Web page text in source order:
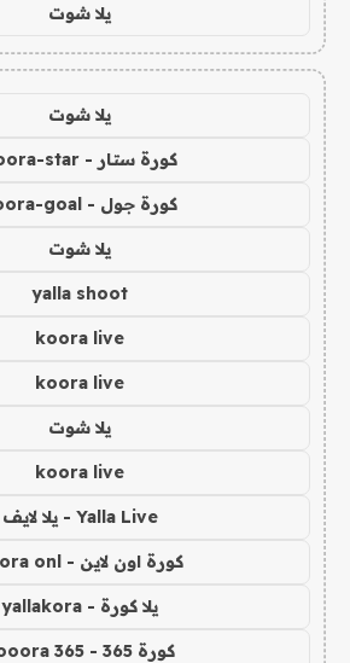
يلا شوت
يلا شوت
كورة ستار - koora-star
كورة جول - koora-goal
يلا شوت
yalla shoot
koora live
koora live
يلا شوت
koora live
Yalla Live - يلا لايف
كورة اون لاين - koora onl
يلا كورة - yallakora
كورة 365 - kooora 365